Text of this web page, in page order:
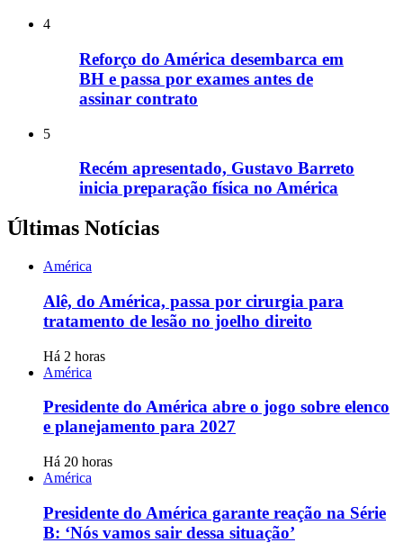
4
Reforço do América desembarca em
BH e passa por exames antes de
assinar contrato
5
Recém apresentado, Gustavo Barreto
inicia preparação física no América
Últimas Notícias
América
Alê, do América, passa por cirurgia para
tratamento de lesão no joelho direito
Há 2 horas
América
Presidente do América abre o jogo sobre elenco
e planejamento para 2027
Há 20 horas
América
Presidente do América garante reação na Série
B: ‘Nós vamos sair dessa situação’